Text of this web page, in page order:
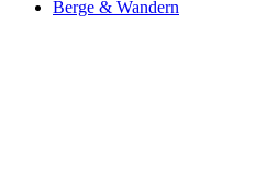
Berge & Wandern